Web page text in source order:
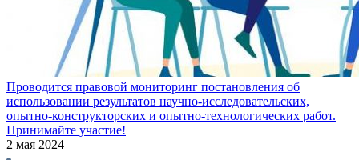
Проводится правовой мониторинг постановления об
использовании результатов научно-исследовательских,
опытно-конструкторских и опытно-технологических работ.
Принимайте участие!
2 мая 2024